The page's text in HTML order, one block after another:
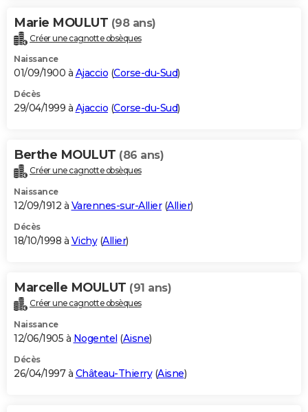
Marie MOULUT (98 ans)
Créer une cagnotte obsèques
Naissance
01/09/1900 à Ajaccio (Corse-du-Sud)
Décès
29/04/1999 à Ajaccio (Corse-du-Sud)
Berthe MOULUT (86 ans)
Créer une cagnotte obsèques
Naissance
12/09/1912 à Varennes-sur-Allier(Allier)
Décès
18/10/1998 à Vichy(Allier)
Marcelle MOULUT (91 ans)
Créer une cagnotte obsèques
Naissance
12/06/1905 à Nogentel (Aisne)
Décès
26/04/1997 à Château-Thierry(Aisne)